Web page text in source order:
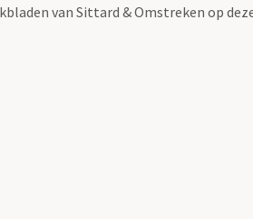
van Sittard & Omstreken op